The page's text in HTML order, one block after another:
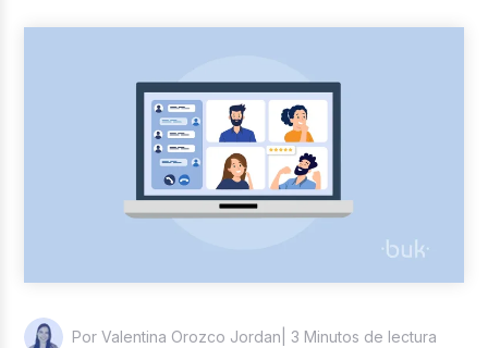
Columna del Experto
Entrevistas
Por Valentina Orozco Jordan | 3 Minutos de lectura